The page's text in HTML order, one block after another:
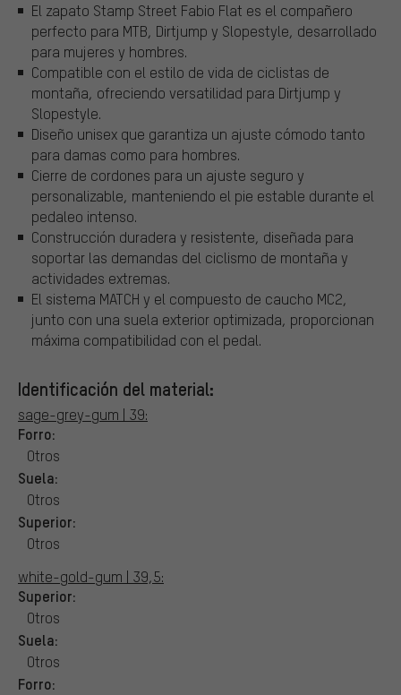
El zapato Stamp Street Fabio Flat es el compañero
perfecto para MTB, Dirtjump y Slopestyle, desarrollado
para mujeres y hombres.
Compatible con el estilo de vida de ciclistas de
montaña, ofreciendo versatilidad para Dirtjump y
Slopestyle.
Diseño unisex que garantiza un ajuste cómodo tanto
para damas como para hombres.
Cierre de cordones para un ajuste seguro y
personalizable, manteniendo el pie estable durante el
pedaleo intenso.
Construcción duradera y resistente, diseñada para
soportar las demandas del ciclismo de montaña y
actividades extremas.
El sistema MATCH y el compuesto de caucho MC2,
junto con una suela exterior optimizada, proporcionan
máxima compatibilidad con el pedal.
Identificación del material:
sage-grey-gum | 39:
Forro:
Otros
Suela:
Otros
Superior:
Otros
white-gold-gum | 39,5:
Superior:
Otros
Suela:
Otros
Forro: